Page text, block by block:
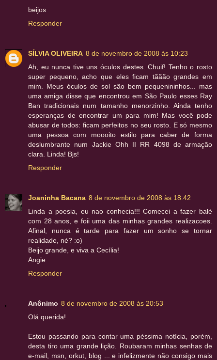
beijos
Responder
SÍLVIA OLIVEIRA 8 de novembro de 2008 às 10:23
Ah, eu nunca tive uns óculos destes. Chuif! Tenho o rosto
super pequeno, acho que eles ficam tããão grandes em
mim. Meus óculos de sol são bem pequenininhos... mas
uma amiga disse que encontrou em São Paulo esses Ray
Ban tradicionais num tamanho menorzinho. Ainda tenho
esperanças de encontrar um para mim! Mas você pode
abusar de todos: ficam perfeitos no seu rosto. E só mesmo
uma pessoa com moooito estilo para caber de forma
deslumbrante num Jackie Ohh II RR 4098 de armação
clara. Linda! Bjs!
Responder
Joaninha Bacana 8 de novembro de 2008 às 18:42
Linda a poesia, eu nao conhecia!!! Comecei a fazer balé
com 28 anos, e foii uma das minhas grandes realizacoes.
Afinal, nunca é tarde para fazer um sonho se tornar
realidade, né? :o)
Beijo grande, e viva a Cecília!
Angie
Responder
Anônimo 8 de novembro de 2008 às 20:53
Olá querida!
Estou passando para contar uma péssima notícia, porém,
desta tiro uma grande lição. Roubaram minhas senhas de
e-mail, msn, orkut, blog ... e infelizmente não consigo mais